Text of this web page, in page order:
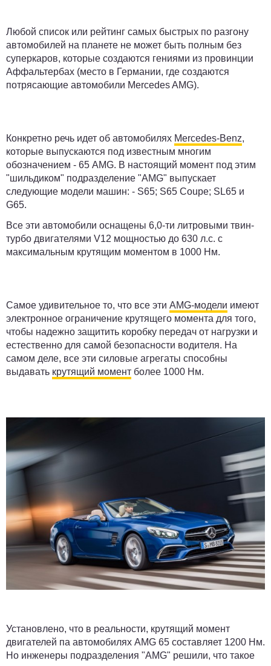
Любой список или рейтинг самых быстрых по разгону
автомобилей на планете не может быть полным без
суперкаров, которые создаются гениями из провинции
Аффальтербах (место в Германии, где создаются
потрясающие автомобили Mercedes AMG).
Конкретно речь идет об автомобилях Mercedes-Benz,
которые выпускаются под известным многим
обозначением - 65 AMG. В настоящий момент под этим
"шильдиком" подразделение "AMG" выпускает
следующие модели машин: - S65; S65 Coupe; SL65 и
G65.
Все эти автомобили оснащены 6,0-ти литровыми твин-
турбо двигателями V12 мощностью до 630 л.с. с
максимальным крутящим моментом в 1000 Нм.
Самое удивительное то, что все эти AMG-модели имеют
электронное ограничение крутящего момента для того,
чтобы надежно защитить коробку передач от нагрузки и
естественно для самой безопасности водителя. На
самом деле, все эти силовые агрегаты способны
выдавать крутящий момент более 1000 Нм.
Установлено, что в реальности, крутящий момент
двигателей па автомобилях AMG 65 составляет 1200 Нм.
Но инженеры подразделения "AMG" решили, что такое